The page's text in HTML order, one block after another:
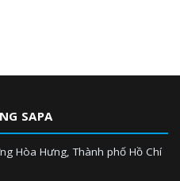
SAPA
Hòa Hưng, Thành phố Hồ Chí